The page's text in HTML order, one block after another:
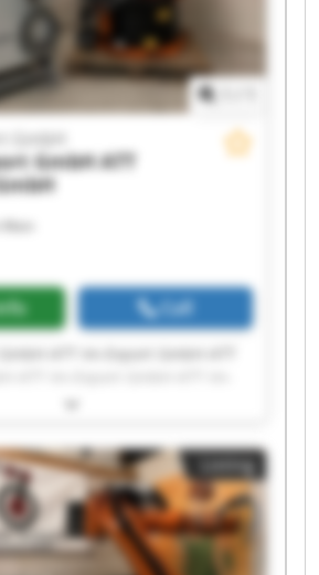
GmbH
GmbHATT
Call
ATT Im-Export GmbH ATT
Im-Export GmbH ATT Im-
Im-Export GmbH ATT Im-
Im-Export GmbH ATT Im-
Im-Export GmbH ATT Im-
Im-Export GmbH ATT Im-
Im-Export GmbH ATT Im-
Im-Export GmbH
Listing